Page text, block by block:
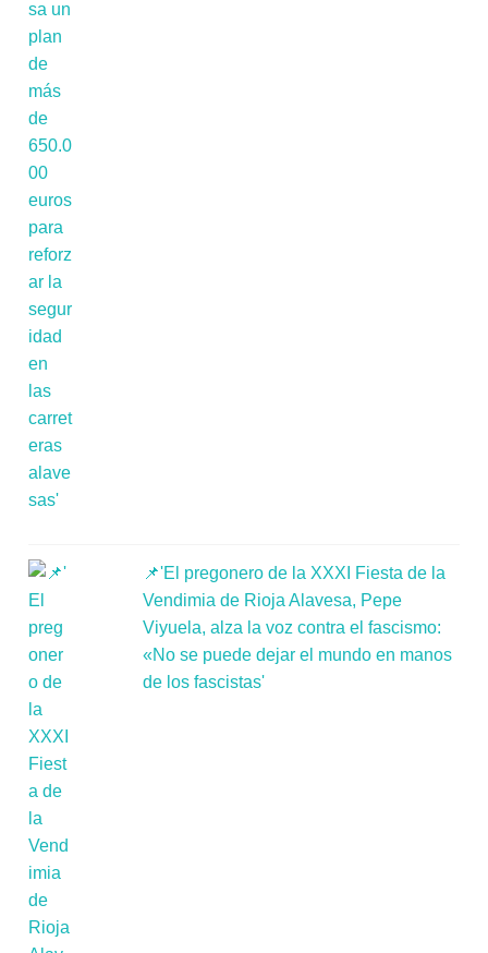
📌'El pregonero de la XXXI Fiesta de la
Vendimia de Rioja Alavesa, Pepe
Viyuela, alza la voz contra el fascismo:
«No se puede dejar el mundo en manos
de los fascistas'